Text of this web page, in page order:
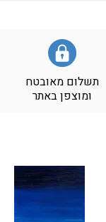
תשלום מאובטח
ומוצפן באתר